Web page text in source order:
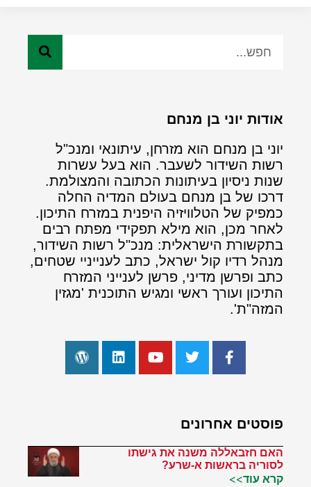
אודות יוני בן מנחם
יוני בן מנחם הוא מזרחן, עיתונאי ומנכ"ל
רשות השידור לשעבר. הוא בעל עשרות
שנות ניסיון בעיתונות הכתובה והמצולמת.
דרכו של בן מנחם בעולם המדיה החלה
כמפיק של הטלוויזיה היפנית במזרח התיכון.
לאחר מכן, הוא מילא תפקידי מפתח רבים
בתקשורת הישראלית: מנכ"ל רשות השידור,
מנהל רדיו קול ישראל, כתב לענייניי שטחים,
כתב ופרשן מדיני, פרשן לענייני המזרח
התיכון ועורך ראשי ומגיש התוכנית 'מגזין
המזה"ת'.
פוסטים אחרונים
האם חזבאללה משנה את גישתו
לסוריה בראשות א-שרע?
קרא עוד>>